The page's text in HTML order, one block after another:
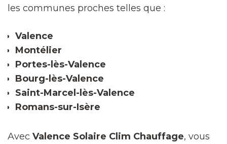
les communes proches telles que :
Valence
Montélier
Portes-lès-Valence
Bourg-lès-Valence
Saint-Marcel-lès-Valence
Romans-sur-Isère
Avec Valence Solaire Clim Chauffage, vous